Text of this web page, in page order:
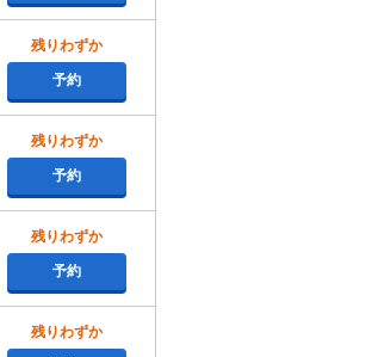
残りわずか
予約
残りわずか
予約
残りわずか
予約
残りわずか